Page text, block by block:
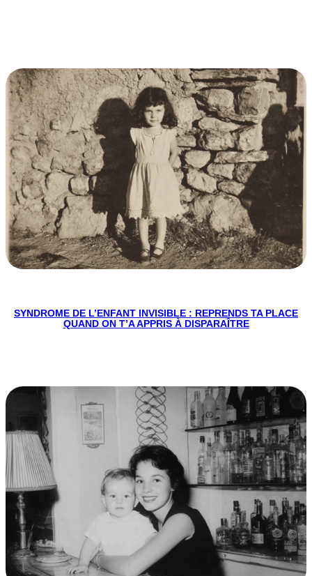
SYNDROME DE L’ENFANT INVISIBLE : REPRENDS TA PLACE
QUAND ON T’A APPRIS À DISPARAÎTRE